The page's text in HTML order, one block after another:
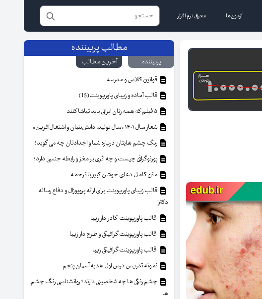
آزمون‌ها معرفی نرم افزار
مطالب پربیننده
پربیننده
آخرین مطالب
قوانین کلاس و مدرسه
قالب آماده و زیبای پاورپوینت(15)
شعار سال ۱۴۰۱ «سال تولید، دانش‌بنیان و اشتغال‌آفرین»
رنگ چشم هایتان درباره شما و اجدادتان چه می گوید؟
پورنوگرافی چیست و چه اثری بر مغز و رابطه جنسی دارد؟
متن کامل دعای جوشن کبیر با ترجمه
قالب زیبای پاورپوینت برای ارائه پروپوزال و دفاع رساله
دکترا
قالب پاورپوینت کادر دار زیبا
قالب پاورپوینت گرافیکی و طرح دار زیبا
قالب پاورپوینت گرافیکی زیبا
نمونه تدریس درس اول هدیه آسمان پنجم
چشم رنگی ها چه شخصیتی دارند؟ روانشناسی رنگ چشم
ها